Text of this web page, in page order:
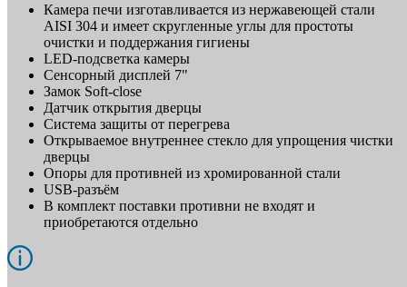
Камера печи изготавливается из нержавеющей стали
AISI 304 и имеет скругленные углы для простоты
очистки и поддержания гигиены
LED-подсветка камеры
Сенсорный дисплей 7"
Замок Soft-close
Датчик открытия дверцы
Система защиты от перегрева
Открываемое внутреннее стекло для упрощения чистки
дверцы
Опоры для противней из хромированной стали
USB-разъём
В комплект поставки противни не входят и
приобретаются отдельно